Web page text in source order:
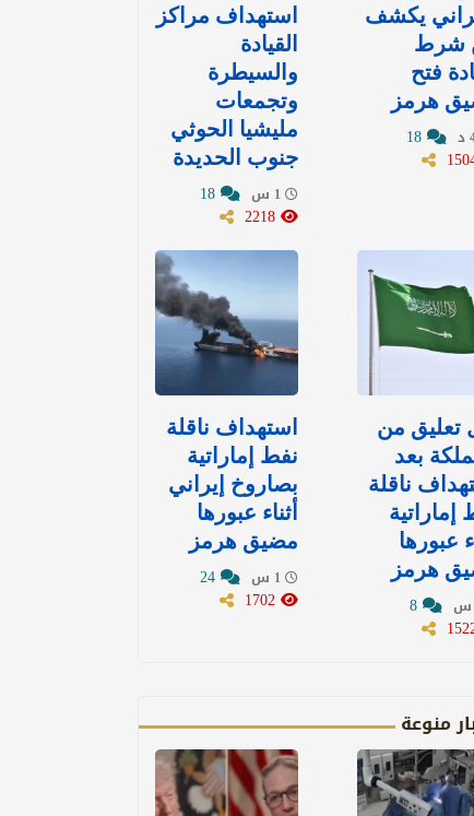
يكشف
شرط
فتح
هرمز
استهداف مراكز
القيادة
والسيطرة
وتجمعات
مليشيا الحوثي
جنوب الحديدة
تعليق من
بعد
ناقلة
إماراتية
عبورها
هرمز
استهداف ناقلة
نفط إماراتية
بصاروخ إيراني
أثناء عبورها
مضيق هرمز
منوعة